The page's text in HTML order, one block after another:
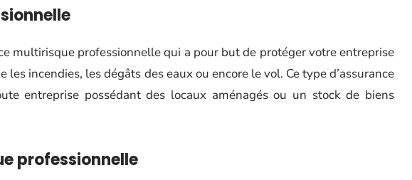
multirisque professionnelle qui a pour but de protéger votre entreprise
les incendies, les dégâts des eaux ou encore le vol. Ce type d’assurance
entreprise possédant des locaux aménagés ou un stock de biens
professionnelle